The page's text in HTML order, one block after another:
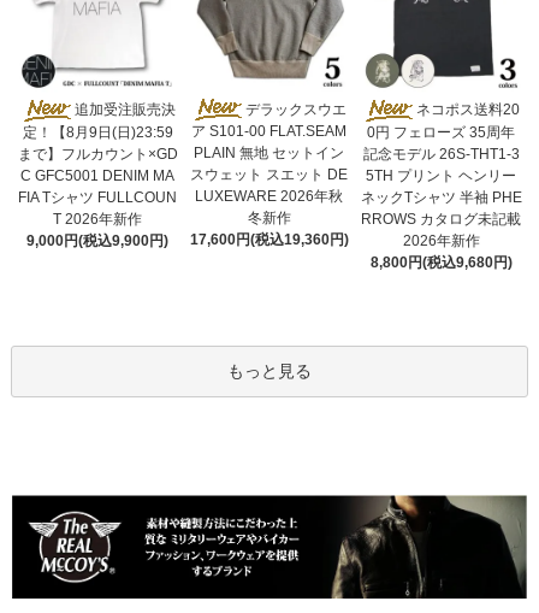
追加受注販売決
定！【8月9日(日)23:59
まで】フルカウント×GD
C GFC5001 DENIM MA
FIA Tシャツ FULLCOUN
T 2026年新作
9,000円(税込9,900円)
デラックスウエ
ア S101-00 FLAT.SEAM
PLAIN 無地 セットイン
スウェット スエット DE
LUXEWARE 2026年秋
冬新作
17,600円(税込19,360円)
ネコポス送料20
0円 フェローズ 35周年
記念モデル 26S-THT1-3
5TH プリント ヘンリー
ネックTシャツ 半袖 PHE
RROWS カタログ未記載
2026年新作
8,800円(税込9,680円)
もっと見る